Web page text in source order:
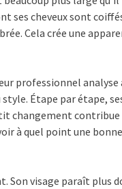
ses cheveux sont
Cela crée une
professionnel
Étape par étape,
changement
à quel point une
visage paraît plus